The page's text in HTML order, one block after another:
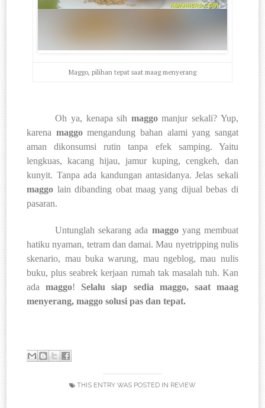
Maggo, pilihan tepat saat maag menyerang
Oh ya, kenapa sih maggomanjur sekali? Yup,
karena maggomengandung bahan alami yang sangat
aman dikonsumsi rutin tanpa efek samping. Yaitu
lengkuas, kacang hijau, jamur kuping, cengkeh, dan
kunyit. Tanpa ada kandungan antasidanya. Jelas sekali
maggo lain dibanding obat maag yang dijual bebas di
pasaran.
Untunglah sekarang ada maggoyang membuat
hatiku nyaman, tetram dan damai. Mau nyetripping nulis
skenario, mau buka warung, mau ngeblog, mau nulis
buku, plus seabrek kerjaan rumah tak masalah tuh. Kan
adamaggo! Selalu siap sedia maggo, saat maag
menyerang, maggo solusi pas dan tepat.
THIS ENTRY WAS POSTED IN REVIEW